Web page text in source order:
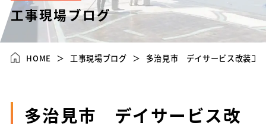
工事現場ブログ
HOME 工事現場ブログ 多治見市 デイサービス改装工
多治見市 デイサービス改